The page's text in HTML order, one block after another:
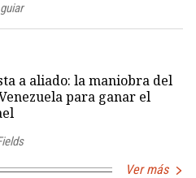
a aliado: la maniobra del
para ganar el
Ver más